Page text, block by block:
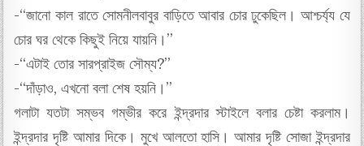
-“জানো কাল রাতে সোমনীলবাবুর বাড়িতে আবার চোর ঢুকেছিল। আশ্চর্য্য যে
চোর ঘর থেকে কিছুই নিয়ে যায়নি।”
-“এটাই তোর সারপ্রাইজ সৌম্য?”
-“দাঁড়াও, এখনো বলা শেষ হয়নি।”
গলাটা যতটা সম্ভব গম্ভীর করে ইন্দ্রদার স্টাইলে বলার চেষ্টা করলাম।
ইন্দ্রদার দৃষ্টি আমার দিকে। মুখে আলতো হাসি। আমার দৃষ্টি সোজা ইন্দ্রদার